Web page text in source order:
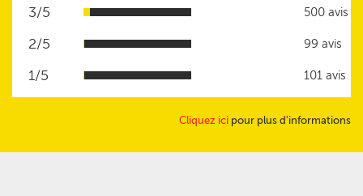
3/5 500 avis
2/5 99 avis
1/5 101 avis
Cliquez ici pour plus d'informations